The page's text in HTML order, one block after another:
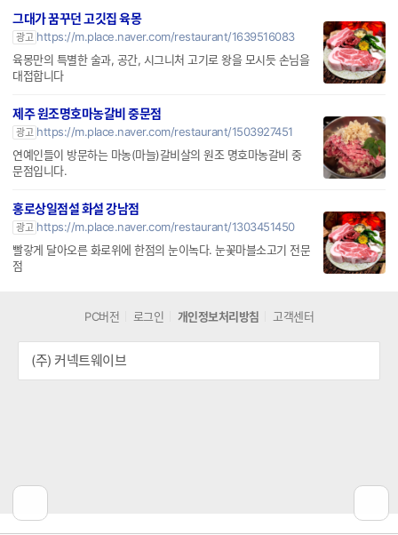
그대가 꿈꾸던 고깃집 육몽
광고 https://m.place.naver.com/restaurant/1639516083
육몽만의 특별한 술과, 공간, 시그니처 고기로 왕을 모시듯 손님을
대접합니다
제주 원조명호마농갈비 중문점
광고 https://m.place.naver.com/restaurant/1503927451
연예인들이 방문하는 마농(마늘)갈비살의 원조 명호마농갈비 중
문점입니다.
홍로상일점설 화설 강남점
광고 https://m.place.naver.com/restaurant/1303451450
빨갛게 달아오른 화로위에 한점의 눈이녹다. 눈꽃마블소고기 전문
점
PC버전 로그인 개인정보처리방침 고객센터
(주) 커넥트웨이브